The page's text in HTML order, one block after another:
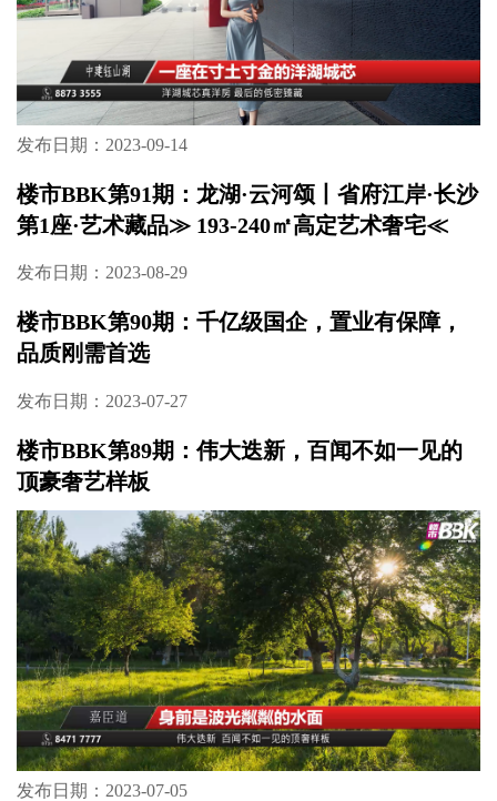
发布日期：2023-09-14
楼市BBK第91期：龙湖·云河颂丨省府江岸·长沙
第1座·艺术藏品≫ 193-240㎡高定艺术奢宅≪
发布日期：2023-08-29
楼市BBK第90期：千亿级国企，置业有保障，
品质刚需首选
发布日期：2023-07-27
楼市BBK第89期：伟大迭新，百闻不如一见的
顶豪奢艺样板
发布日期：2023-07-05